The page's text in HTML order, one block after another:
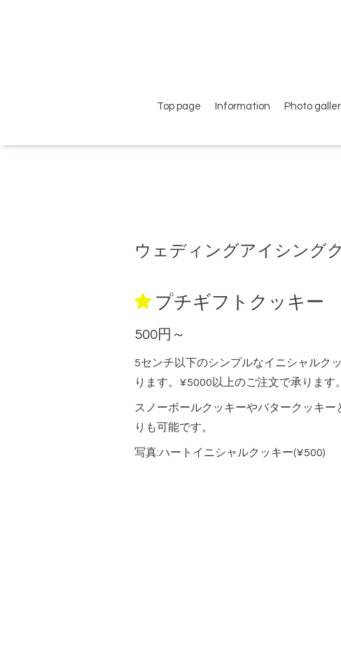
Top page Information Photo
ウェディングアイシング
プチギフトクッキー
500円～
5センチ以下のシンプルなイニシャルク
ります。¥5000以上のご注文で承ります。
スノーボールクッキーやバタークッキー
りも可能です。
写真:ハートイニシャルクッキー(¥500)